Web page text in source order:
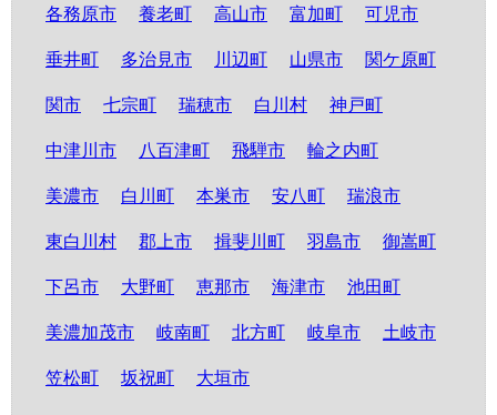
各務原市
養老町 高山市 富加町 可児市
垂井町 多治見市 川辺町 山県市 関ケ原町
関市 七宗町 瑞穂市 白川村 神戸町
中津川市 八百津町 飛騨市 輪之内町
美濃市 白川町 本巣市 安八町 瑞浪市
東白川村 郡上市 揖斐川町 羽島市 御嵩町
下呂市 大野町 恵那市 海津市 池田町
美濃加茂市 岐南町 北方町 岐阜市 土岐市
笠松町 坂祝町 大垣市